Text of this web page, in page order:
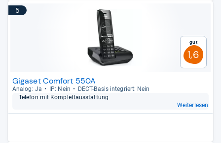
5
Gut
1,6
Gigaset Comfort 550A
Ana­log: Ja IP: Nein
DECT-​Basis inte­griert: Nein
Tele­fon mit Kom­plet­taus­stat­tung
Weiterlesen